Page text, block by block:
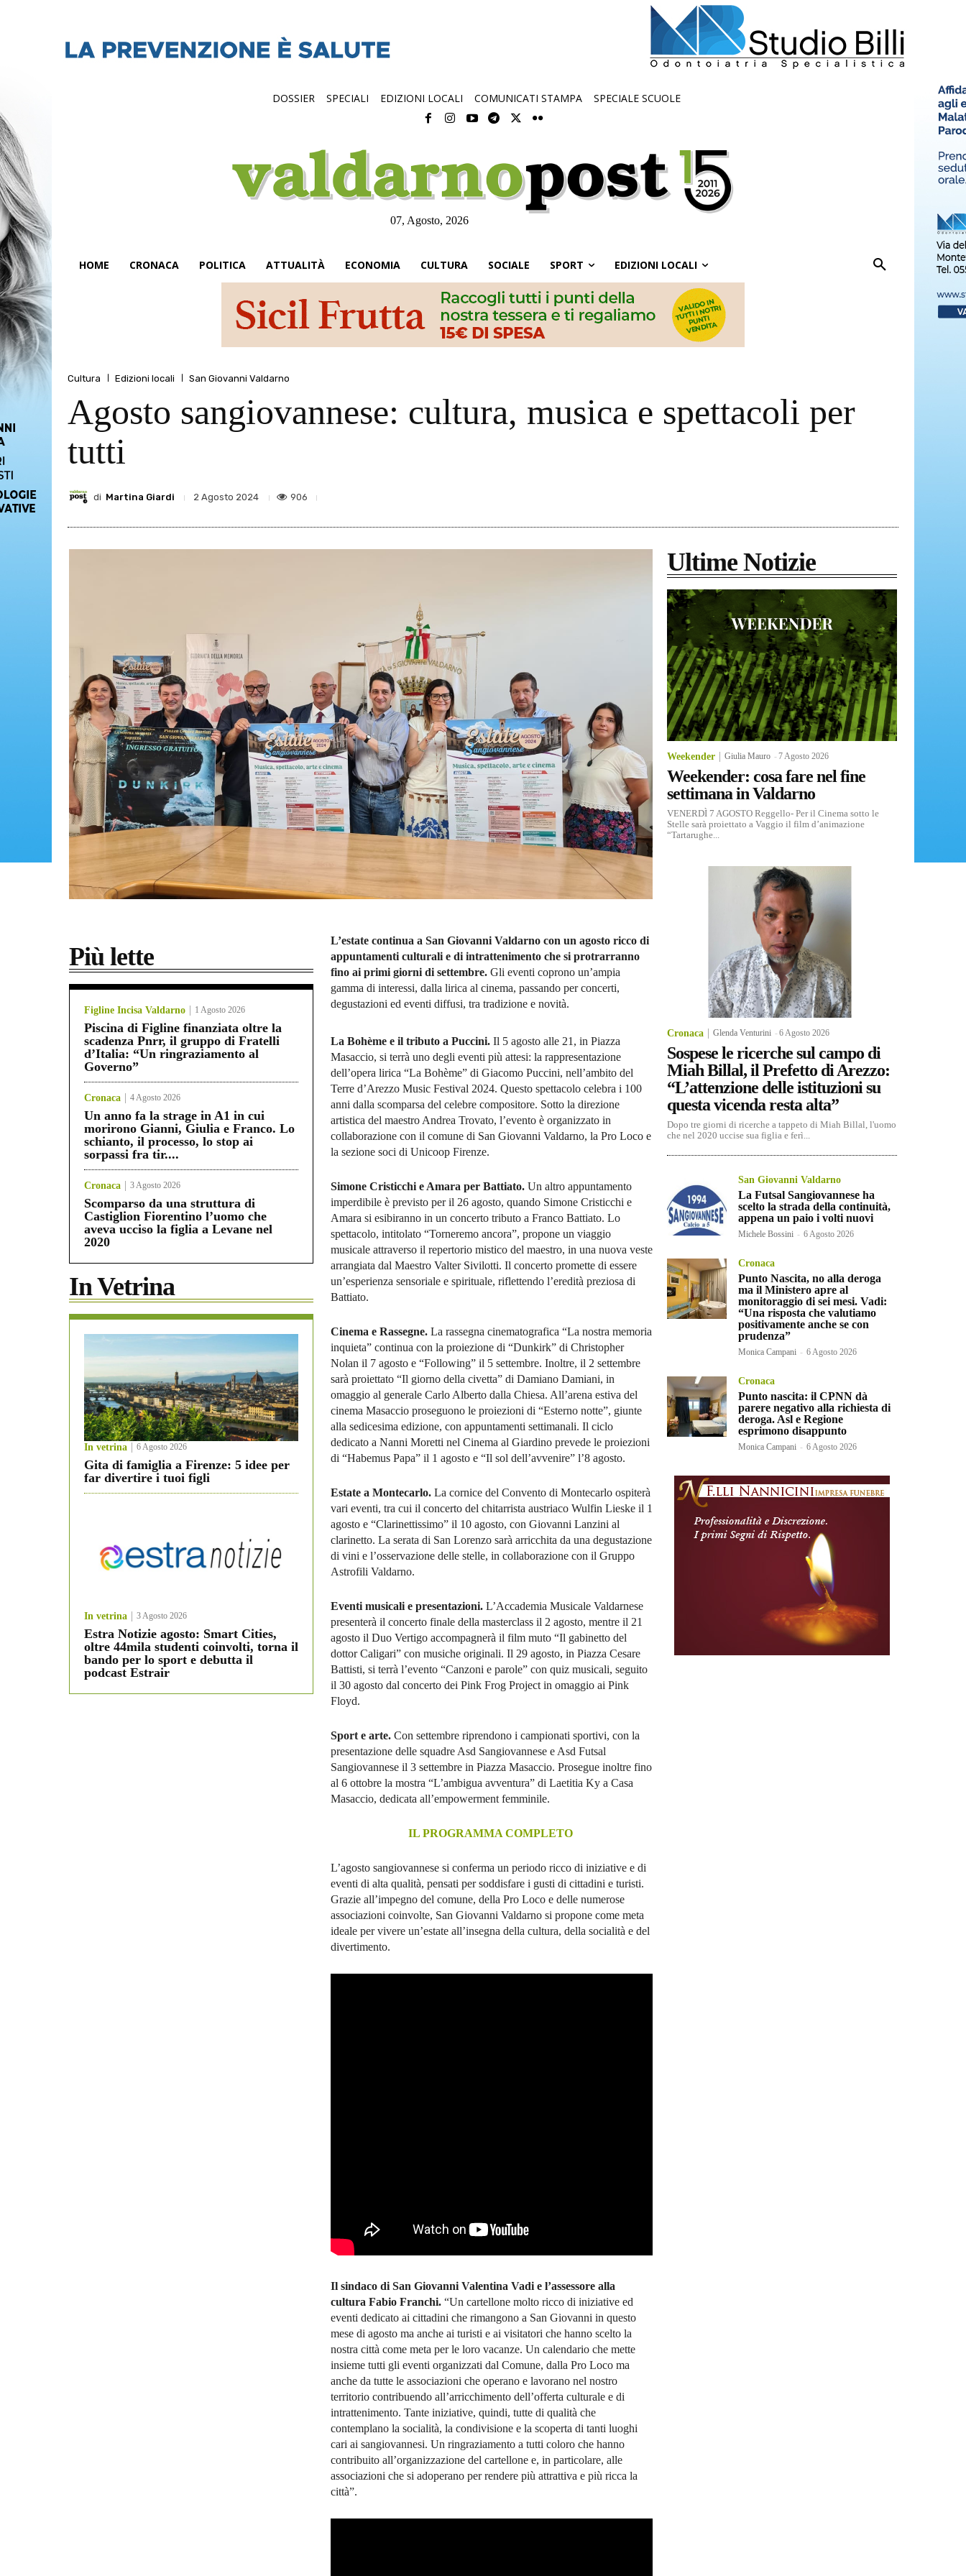
DOSSIER SPECIALI EDIZIONI LOCALI COMUNICATI STAMPA SPECIALE SCUOLE
07, Agosto, 2026
HOME CRONACA POLITICA ATTUALITÀ ECONOMIA CULTURA SOCIALE SPORT EDIZIONI LOCALI
Cultura Edizioni locali San Giovanni Valdarno
Agosto sangiovannese: cultura, musica e spettacoli per
tutti
di Martina Giardi 2 Agosto 2024 906
Più lette
Figline Incisa Valdarno 1 Agosto 2026
Piscina di Figline finanziata oltre la
scadenza Pnrr, il gruppo di Fratelli
d’Italia: “Un ringraziamento al
Governo”
Cronaca 4 Agosto 2026
Un anno fa la strage in A1 in cui
morirono Gianni, Giulia e Franco. Lo
schianto, il processo, lo stop ai
sorpassi fra tir....
Cronaca 3 Agosto 2026
Scomparso da una struttura di
Castiglion Fiorentino l’uomo che
aveva ucciso la figlia a Levane nel
2020
In Vetrina
In vetrina 6 Agosto 2026
Gita di famiglia a Firenze: 5 idee per
far divertire i tuoi figli
In vetrina 3 Agosto 2026
Estra Notizie agosto: Smart Cities,
oltre 44mila studenti coinvolti, torna il
bando per lo sport e debutta il
podcast Estrair
L’estate continua a San Giovanni Valdarno con un agosto ricco di
appuntamenti culturali e di intrattenimento che si protrarranno
fino ai primi giorni di settembre. Gli eventi coprono un’ampia
gamma di interessi, dalla lirica al cinema, passando per concerti,
degustazioni ed eventi diffusi, tra tradizione e novità.
La Bohème e il tributo a Puccini. Il 5 agosto alle 21, in Piazza
Masaccio, si terrà uno degli eventi più attesi: la rappresentazione
dell’opera lirica “La Bohème” di Giacomo Puccini, nell’ambito del
Terre d’Arezzo Music Festival 2024. Questo spettacolo celebra i 100
anni dalla scomparsa del celebre compositore. Sotto la direzione
artistica del maestro Andrea Trovato, l’evento è organizzato in
collaborazione con il comune di San Giovanni Valdarno, la Pro Loco e
la sezione soci di Unicoop Firenze.
Simone Cristicchi e Amara per Battiato. Un altro appuntamento
imperdibile è previsto per il 26 agosto, quando Simone Cristicchi e
Amara si esibiranno in un concerto tributo a Franco Battiato. Lo
spettacolo, intitolato “Torneremo ancora”, propone un viaggio
musicale attraverso il repertorio mistico del maestro, in una nuova veste
arrangiata dal Maestro Valter Sivilotti. Il concerto promette di essere
un’esperienza sensoriale e spirituale, riflettendo l’eredità preziosa di
Battiato.
Cinema e Rassegne. La rassegna cinematografica “La nostra memoria
inquieta” continua con la proiezione di “Dunkirk” di Christopher
Nolan il 7 agosto e “Following” il 5 settembre. Inoltre, il 2 settembre
sarà proiettato “Il giorno della civetta” di Damiano Damiani, in
omaggio al generale Carlo Alberto dalla Chiesa. All’arena estiva del
cinema Masaccio proseguono le proiezioni di “Esterno notte”, giunte
alla sedicesima edizione, con appuntamenti settimanali. Il ciclo
dedicato a Nanni Moretti nel Cinema al Giardino prevede le proiezioni
di “Habemus Papa” il 1 agosto e “Il sol dell’avvenire” l’8 agosto.
Estate a Montecarlo. La cornice del Convento di Montecarlo ospiterà
vari eventi, tra cui il concerto del chitarrista austriaco Wulfin Lieske il 1
agosto e “Clarinettissimo” il 10 agosto, con Giovanni Lanzini al
clarinetto. La serata di San Lorenzo sarà arricchita da una degustazione
di vini e l’osservazione delle stelle, in collaborazione con il Gruppo
Astrofili Valdarno.
Eventi musicali e presentazioni. L’Accademia Musicale Valdarnese
presenterà il concerto finale della masterclass il 2 agosto, mentre il 21
agosto il Duo Vertigo accompagnerà il film muto “Il gabinetto del
dottor Caligari” con musiche originali. Il 29 agosto, in Piazza Cesare
Battisti, si terrà l’evento “Canzoni e parole” con quiz musicali, seguito
il 30 agosto dal concerto dei Pink Frog Project in omaggio ai Pink
Floyd.
Sport e arte. Con settembre riprendono i campionati sportivi, con la
presentazione delle squadre Asd Sangiovannese e Asd Futsal
Sangiovannese il 3 settembre in Piazza Masaccio. Prosegue inoltre fino
al 6 ottobre la mostra “L’ambigua avventura” di Laetitia Ky a Casa
Masaccio, dedicata all’empowerment femminile.
IL PROGRAMMA COMPLETO
L’agosto sangiovannese si conferma un periodo ricco di iniziative e di
eventi di alta qualità, pensati per soddisfare i gusti di cittadini e turisti.
Grazie all’impegno del comune, della Pro Loco e delle numerose
associazioni coinvolte, San Giovanni Valdarno si propone come meta
ideale per vivere un’estate all’insegna della cultura, della socialità e del
divertimento.
Il sindaco di San Giovanni Valentina Vadi e l’assessore alla
cultura Fabio Franchi. “Un cartellone molto ricco di iniziative ed
eventi dedicato ai cittadini che rimangono a San Giovanni in questo
mese di agosto ma anche ai turisti e ai visitatori che hanno scelto la
nostra città come meta per le loro vacanze. Un calendario che mette
insieme tutti gli eventi organizzati dal Comune, dalla Pro Loco ma
anche da tutte le associazioni che operano e lavorano nel nostro
territorio contribuendo all’arricchimento dell’offerta culturale e di
intrattenimento. Tante iniziative, quindi, tutte di qualità che
contemplano la socialità, la condivisione e la scoperta di tanti luoghi
cari ai sangiovannesi. Un ringraziamento a tutti coloro che hanno
contribuito all’organizzazione del cartellone e, in particolare, alle
associazioni che si adoperano per rendere più attrattiva e più ricca la
città”.
Ultime Notizie
Weekender Giulia Mauro -7 Agosto 2026
Weekender: cosa fare nel fine
settimana in Valdarno
VENERDÌ 7 AGOSTO Reggello- Per il Cinema sotto le
Stelle sarà proiettato a Vaggio il film d’animazione
“Tartarughe...
Cronaca Glenda Venturini -6 Agosto 2026
Sospese le ricerche sul campo di
Miah Billal, il Prefetto di Arezzo:
“L’attenzione delle istituzioni su
questa vicenda resta alta”
Dopo tre giorni di ricerche a tappeto di Miah Billal, l'uomo
che nel 2020 uccise sua figlia e ferì...
San Giovanni Valdarno
La Futsal Sangiovannese ha
scelto la strada della continuità,
appena un paio i volti nuovi
Michele Bossini - 6 Agosto 2026
Cronaca
Punto Nascita, no alla deroga
ma il Ministero apre al
monitoraggio di sei mesi. Vadi:
“Una risposta che valutiamo
positivamente anche se con
prudenza”
Monica Campani - 6 Agosto 2026
Cronaca
Punto nascita: il CPNN dà
parere negativo alla richiesta di
deroga. Asl e Regione
esprimono disappunto
Monica Campani - 6 Agosto 2026